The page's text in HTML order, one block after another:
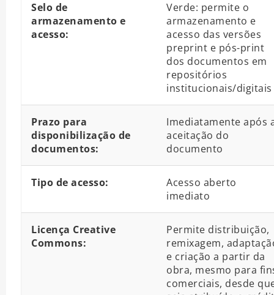
Selo de
armazenamento e
acesso:
Verde: permite o
armazenamento e
acesso das versões
preprint e pós-print
dos documentos em
repositórios
institucionais/digitais
Prazo para
disponibilização de
documentos:
Imediatamente após
aceitação do
documento
Tipo de acesso:
Acesso aberto
imediato
Licença Creative
Commons:
Permite distribuição,
remixagem,
e criação a partir da
obra, mesmo para
comerciais, desde